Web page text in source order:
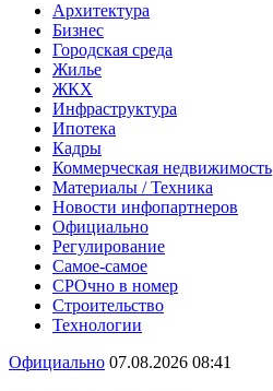
Архитектура
Бизнес
Городская среда
Жилье
ЖКХ
Инфраструктура
Ипотека
Кадры
Коммерческая недвижимость
Материалы / Техника
Новости инфопартнеров
Официально
Регулирование
Самое-самое
СРОчно в номер
Строительство
Технологии
Официально 07.08.2026 08:41